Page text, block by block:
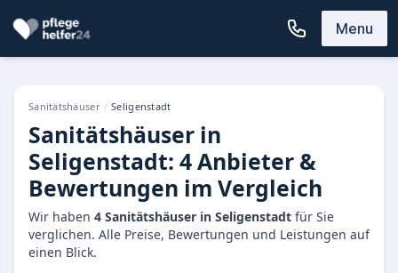
Menu
Sanitätshäuser / Seligenstadt
Sanitätshäuser in
Seligenstadt: 4 Anbieter &
Bewertungen im Vergleich
Wir haben 4 Sanitätshäuser in Seligenstadt für Sie
verglichen. Alle Preise, Bewertungen und Leistungen auf
einen Blick.